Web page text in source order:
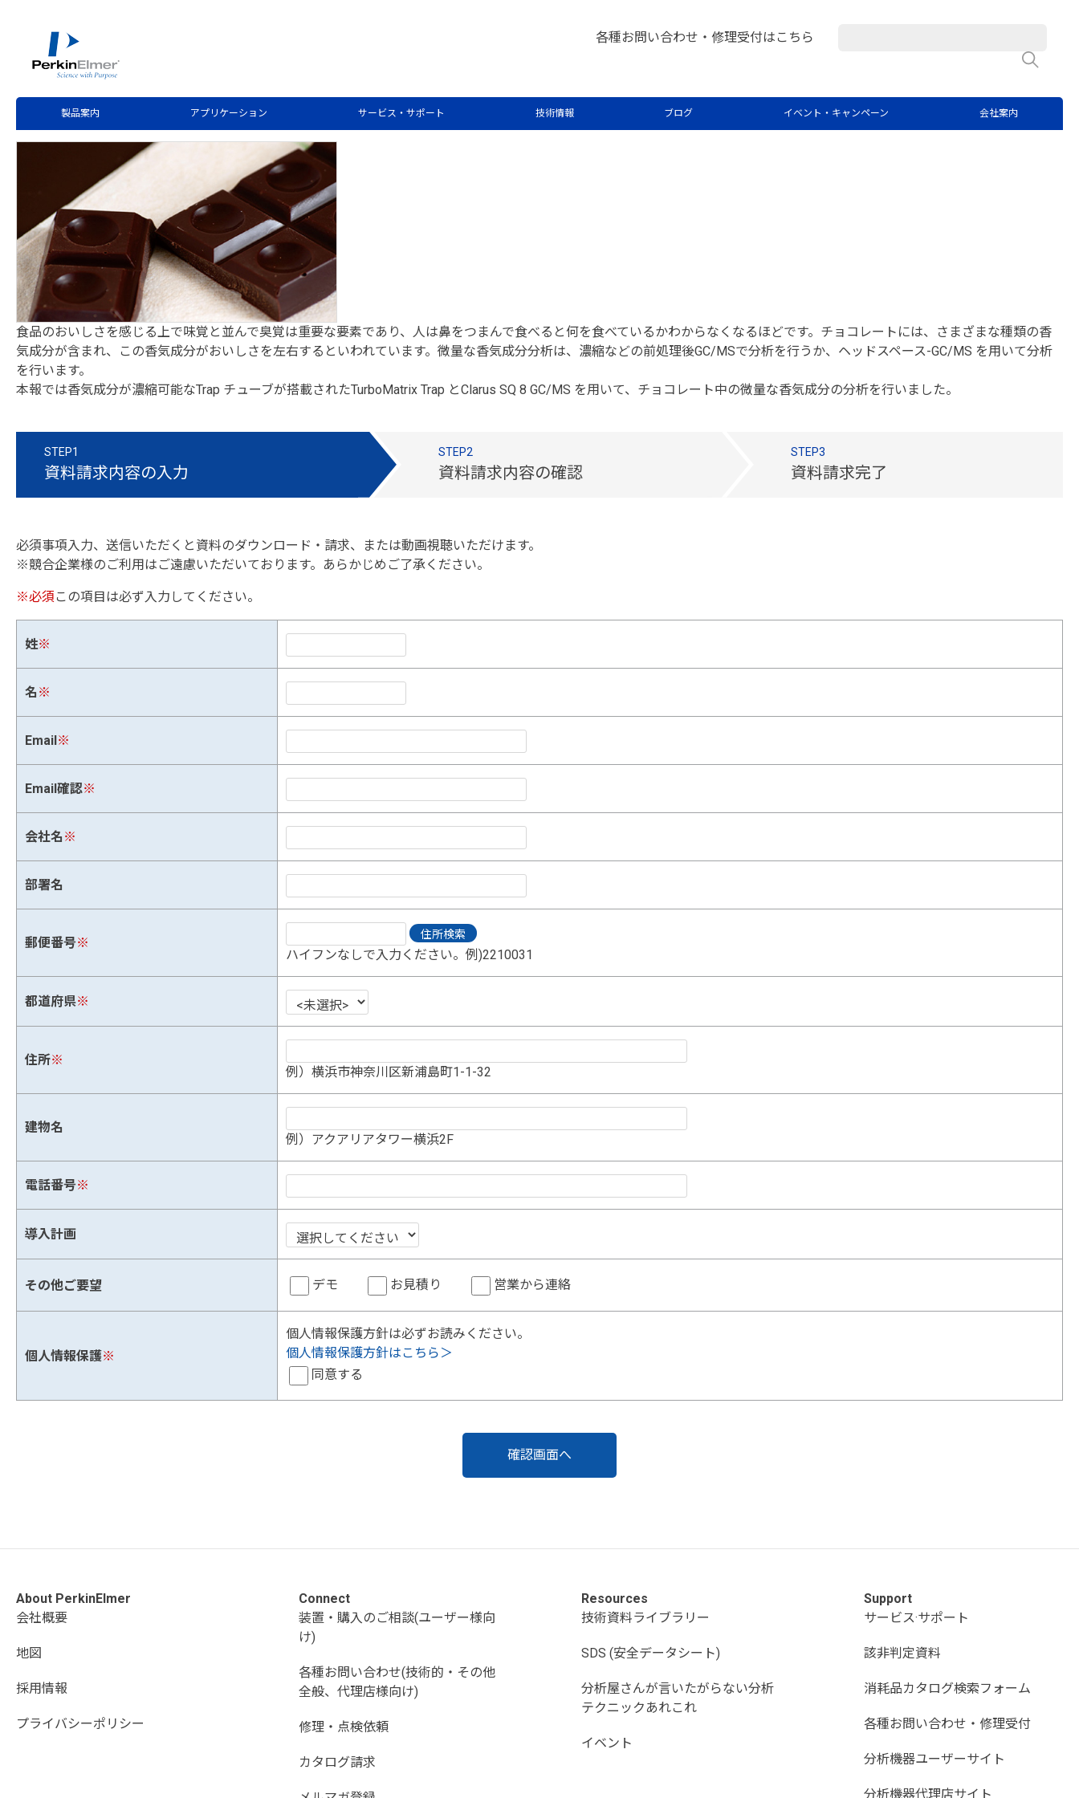
各種お問い合わせ・修理受付はこちら
会社案内
製品案内 アプリケーション サービス・サポート 技術情報 ブログ イベント・キャンペーン
Application Note Download
Trap-GC/MSによるチョコレート中の香気成分分析
食品のおいしさを感じる上で味覚と並んで臭覚は重要な要素であり、人は鼻をつまんで食べると何を食べているかわからなくなるほどです。チョコレートには、さまざまな種類の香
気成分が含まれ、この香気成分がおいしさを左右するといわれています。微量な香気成分分析は、濃縮などの前処理後GC/MSで分析を行うか、ヘッドスペース-GC/MS を用いて分析
を行います。
本報では香気成分が濃縮可能なTrap チューブが搭載されたTurboMatrix Trap とClarus SQ 8 GC/MS を用いて、チョコレート中の微量な香気成分の分析を行いました。
STEP1
資料請求内容の入力
STEP2
資料請求内容の確認
STEP3
資料請求完了
必須事項入力、送信いただくと資料のダウンロード・請求、または動画視聴いただけます。
※競合企業様のご利用はご遠慮いただいております。あらかじめご了承ください。
※必須 この項目は必ず入力してください。
姓※
名 ※
Email※
Email確認※
会社名 ※
部署名
郵便番号※
ハイフンなしで入力ください。例)2210031
都道府県※
住所※
例）横浜市神奈川区新浦島町1-1-32
建物名
例）アクアリアタワー横浜2F
電話番号※
導入計画
その他ご要望 デモ お見積り 営業から連絡
個人情報保護※
個人情報保護方針は必ずお読みください。
個人情報保護方針はこちら＞
同意する
About PerkinElmer
会社概要
地図
採用情報
プライバシーポリシー
Connect
装置・購入のご相談(ユーザー様向
け)
各種お問い合わせ(技術的・その他
全般、代理店様向け)
修理・点検依頼
カタログ請求
Resources
技術資料ライブラリー
SDS (安全データシート)
分析屋さんが言いたがらない分析
テクニックあれこれ
イベント
Support
サービス·サポート
該非判定資料
消耗品カタログ検索フォーム
各種お問い合わせ・修理受付
分析機器ユーザーサイト
分析機器代理店サイト